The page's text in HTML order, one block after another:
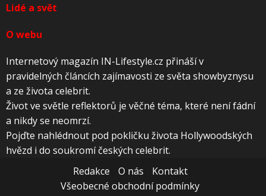
Lidé a svět
O webu
Internetový magazín IN-Lifestyle.cz přináší v
pravidelných článcích zajímavosti ze světa showbyznysu
a ze života celebrit.
Život ve světle reflektorů je věčné téma, které není fádní
a nikdy se neomrzí.
Pojďte nahlédnout pod pokličku života Hollywoodských
hvězd i do soukromí českých celebrit.
Redakce
O nás
Kontakt
Všeobecné obchodní podmínky